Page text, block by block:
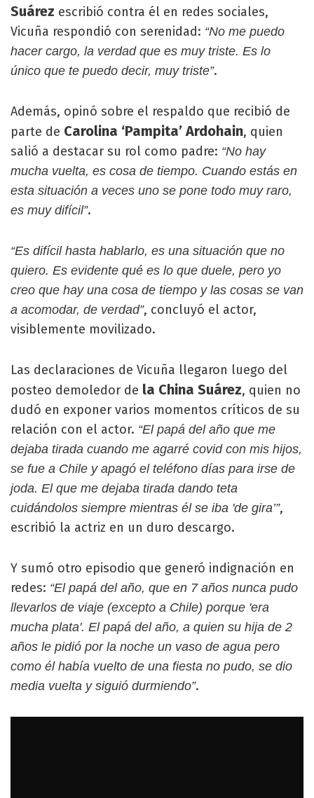
Suárez escribió contra él en redes sociales,
Vicuña respondió con serenidad: “No me puedo
hacer cargo, la verdad que es muy triste. Es lo
único que te puedo decir, muy triste”.
Además, opinó sobre el respaldo que recibió de
parte de Carolina ‘Pampita’ Ardohain, quien
salió a destacar su rol como padre: “No hay
mucha vuelta, es cosa de tiempo. Cuando estás en
esta situación a veces uno se pone todo muy raro,
es muy difícil”.
“Es difícil hasta hablarlo, es una situación que no
quiero. Es evidente qué es lo que duele, pero yo
creo que hay una cosa de tiempo y las cosas se van
a acomodar, de verdad”, concluyó el actor,
visiblemente movilizado.
Las declaraciones de Vicuña llegaron luego del
posteo demoledor de la China Suárez, quien no
dudó en exponer varios momentos críticos de su
relación con el actor. “El papá del año que me
dejaba tirada cuando me agarré covid con mis hijos,
se fue a Chile y apagó el teléfono días para irse de
joda. El que me dejaba tirada dando teta
cuidándolos siempre mientras él se iba 'de gira’”,
escribió la actriz en un duro descargo.
Y sumó otro episodio que generó indignación en
redes: “El papá del año, que en 7 años nunca pudo
llevarlos de viaje (excepto a Chile) porque 'era
mucha plata'. El papá del año, a quien su hija de 2
años le pidió por la noche un vaso de agua pero
como él había vuelto de una fiesta no pudo, se dio
media vuelta y siguió durmiendo”.